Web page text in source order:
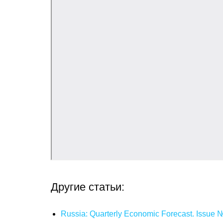
Другие статьи:
Russia: Quarterly Economic Forecast. Issue